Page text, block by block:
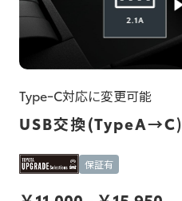
TypeｰC対応に変更可能
USB交換(TypeA→C)
保証有